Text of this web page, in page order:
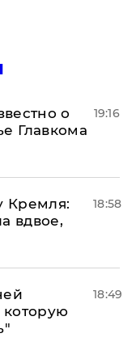
о
Главкома
19:16
Кремля:
вдвое,
18:58
18:49